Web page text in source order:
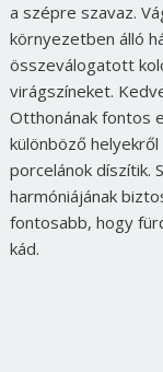
a szépre szavaz.
környezetben álló
összeválogatott
virágszíneket.
Otthonának fontos
különböző
porcelánok díszítik.
harmóniájának
fontosabb, hogy
kád.